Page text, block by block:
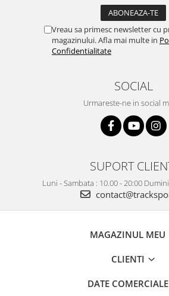
Vreau sa primesc newsletter cu
magazinului. Afla mai multe in
Confidentialitate
SOCIAL
Urmareste-ne in social
SUPORT
Luni - Sambata : 10.00 - 20:00
MAGAZINUL MEU
CLIENTI
DATE COMERCIALE